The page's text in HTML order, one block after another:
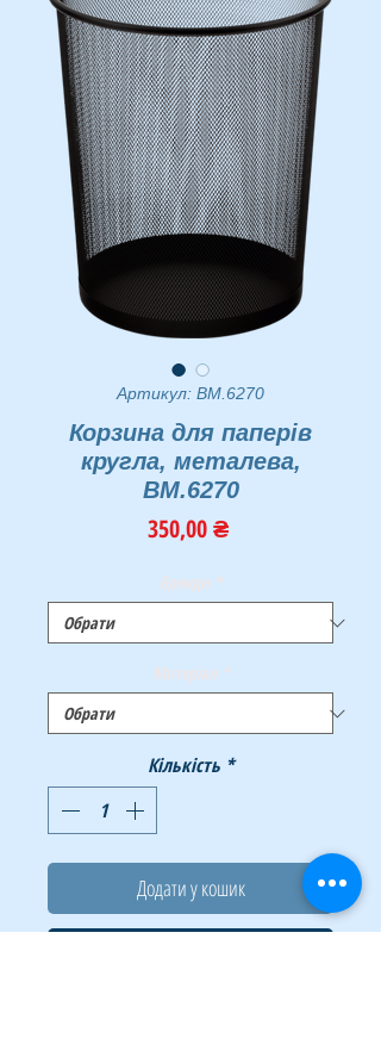
Артикул: BM.6270
Корзина для паперів
кругла, металева,
BM.6270
350,00 ₴Ціна
Бренди *
Матеріал *
Кількість *
Додати у кошик